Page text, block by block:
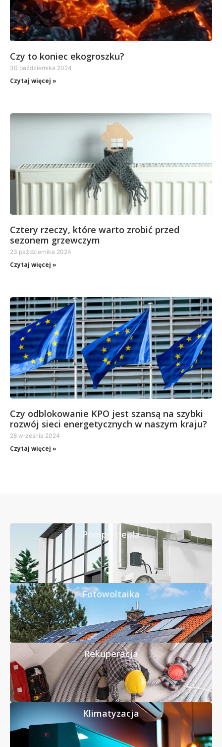
Czy to koniec ekogroszku?
30 października 2024
Czytaj więcej »
Cztery rzeczy, które warto zrobić przed
sezonem grzewczym
23 października 2024
Czytaj więcej »
Czy odblokowanie KPO jest szansą na szybki
rozwój sieci energetycznych w naszym kraju?
28 września 2024
Czytaj więcej »
Pompy ciepła
Fotowoltaika
Rekuperacja
Klimatyzacja